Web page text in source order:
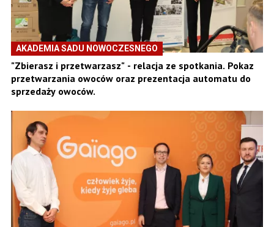
AKADEMIA SADU NOWOCZESNEGO
"Zbierasz i przetwarzasz" - relacja ze spotkania. Pokaz
przetwarzania owoców oraz prezentacja automatu do
sprzedaży owoców.